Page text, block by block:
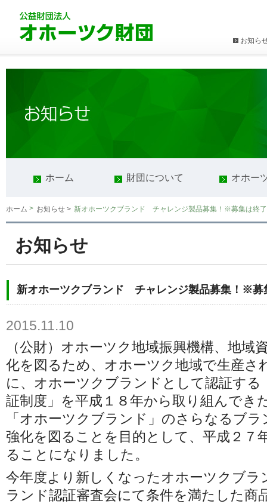
お知ら
ホーム 財団について オホー
ホーム > お知らせ > 新オホーツクブランド チャレンジ製品募集！※募集は終
お知らせ
新オホーツクブランド チャレンジ製品募集！※募
2015.11.10
（公財）オホーツク地域振興機構、地域
化を図るため、オホーツク地域で生産さ
に、オホーツクブランドとして認証す
証制度」を平成１８年から取り組んでき
「オホーツクブランド」のさらなるブ
強化を図ることを目的として、平成２７
ることになりました。
今年度より新しくなったオホーツクブ
ランド認証審査会にて条件を満たした商